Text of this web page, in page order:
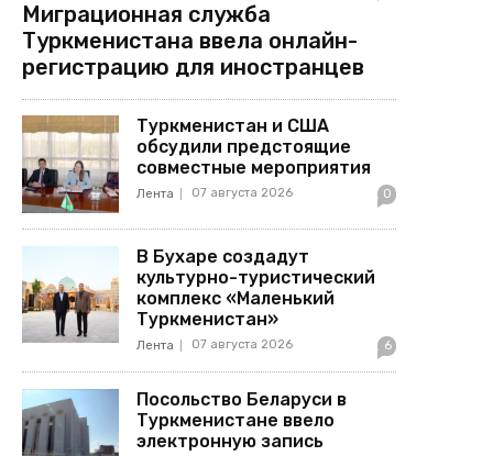
Миграционная служба
Туркменистана ввела онлайн-
регистрацию для иностранцев
Туркменистан и США
обсудили предстоящие
совместные мероприятия
Лента 07 августа 2026 0
В Бухаре создадут
культурно-туристический
комплекс «Маленький
Туркменистан»
Лента 07 августа 2026 6
Посольство Беларуси в
Туркменистане ввело
электронную запись